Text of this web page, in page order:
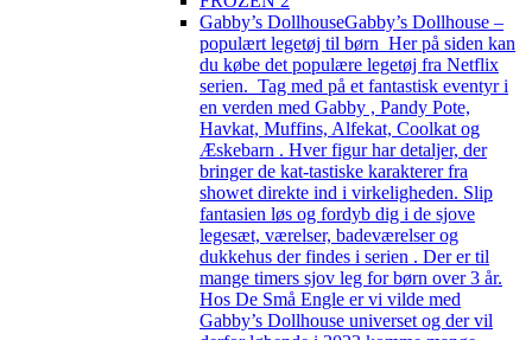
Gabby’s DollhouseGabby’s Dollhouse –
populært legetøj til børn Her på siden kan
du købe det populære legetøj fra Netflix
serien. Tag med på et fantastisk eventyr i
en verden med Gabby , Pandy Pote,
Havkat, Muffins, Alfekat, Coolkat og
Æskebarn . Hver figur har detaljer, der
bringer de kat-tastiske karakterer fra
showet direkte ind i virkeligheden. Slip
fantasien løs og fordyb dig i de sjove
legesæt, værelser, badeværelser og
dukkehus der findes i serien . Der er til
mange timers sjov leg for børn over 3 år.
Hos De Små Engle er vi vilde med
Gabby’s Dollhouse universet og der vil